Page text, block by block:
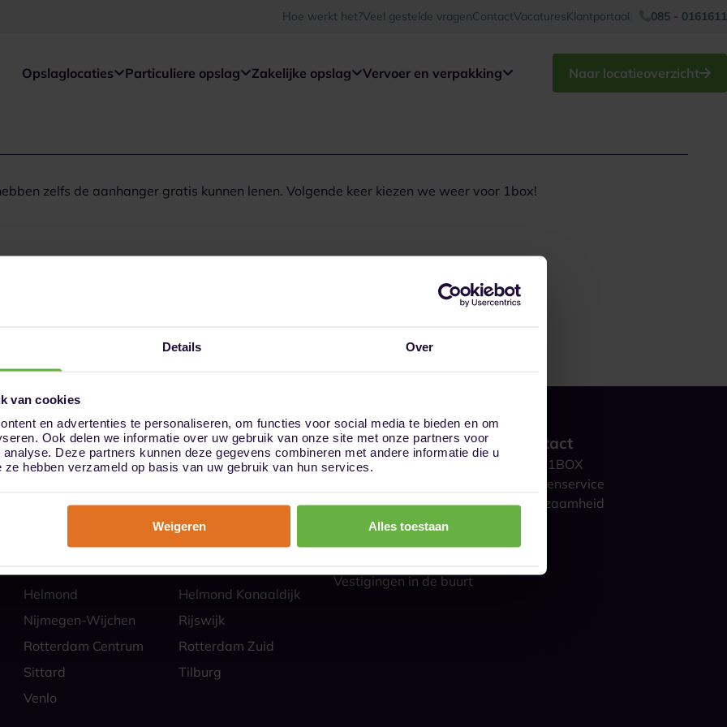
Details Over
van cookies
en advertenties te personaliseren, om functies voor social media te bieden en om
Ook delen we informatie over uw gebruik van onze site met onze partners voor
Deze partners kunnen deze gegevens combineren met andere informatie die u
hebben verzameld op basis van uw gebruik van hun services.
Weigeren Alles toestaan
Hoe werkt het?Veel gestelde vragenContactVacaturesKlantportaal 085 - 0161611
Opslaglocaties Particuliere opslag Zakelijke opslag Vervoer en verpakking Naar locatieoverzicht
zelfs de aanhanger gratis kunnen lenen. Volgende keer kiezen we weer voor 1box!
Almere
Alphen aan den Rijn
Eindhoven Best
Helmond
Helmond Kanaaldijk
Nijmegen-Wijchen
Rijswijk
Rotterdam Centrum
Rotterdam Zuid
Sittard
Tilburg
Venlo
Hoe werkt het?
Veilige opslag
Particulieren
Zakelijk
Vestigingen in de buurt
Contact
Over 1BOX
Klantenservice
Duurzaamheid